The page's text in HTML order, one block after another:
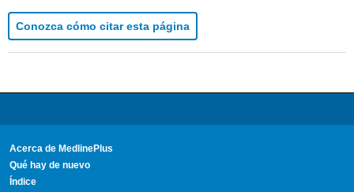
Conozca cómo citar esta página
Acerca de MedlinePlus
Qué hay de nuevo
Índice